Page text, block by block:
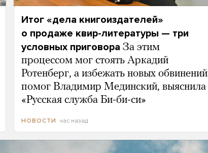
Итог «дела книгоиздателей»
о продаже квир-литературы — три
условных приговора За этим
процессом мог стоять Аркадий
Ротенберг, а избежать новых обвинений
помог Владимир Мединский, выяснила
«Русская служба Би-би-си»
НОВОСТИ час назад